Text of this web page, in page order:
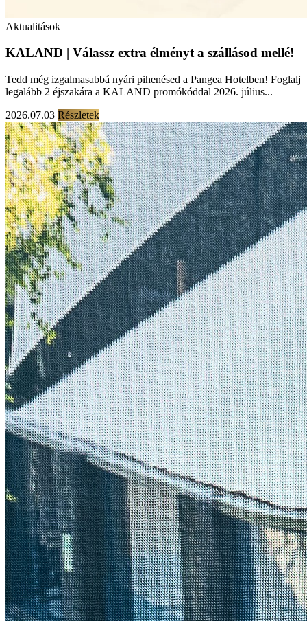
Aktualitások
KALAND | Válassz extra élményt a szállásod mellé!
Tedd még izgalmasabbá nyári pihenésed a Pangea Hotelben! Foglalj
legalább 2 éjszakára a KALAND promókóddal 2026. július...
2026.07.03 Részletek